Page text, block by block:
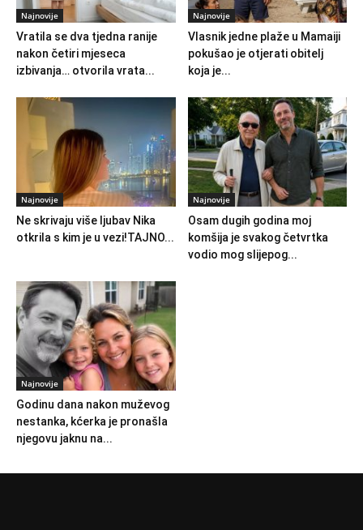
Najnovije
Vratila se dva tjedna ranije
nakon četiri mjeseca
izbivanja… otvorila vrata...
Najnovije
Vlasnik jedne plaže u Mamaiji
pokušao je otjerati obitelj
koja je...
Najnovije
Ne skrivaju više ljubav Nika
otkrila s kim je u vezi!TAJNO...
Najnovije
Osam dugih godina moj
komšija je svakog četvrtka
vodio mog slijepog...
Najnovije
Godinu dana nakon muževog
nestanka, kćerka je pronašla
njegovu jaknu na...